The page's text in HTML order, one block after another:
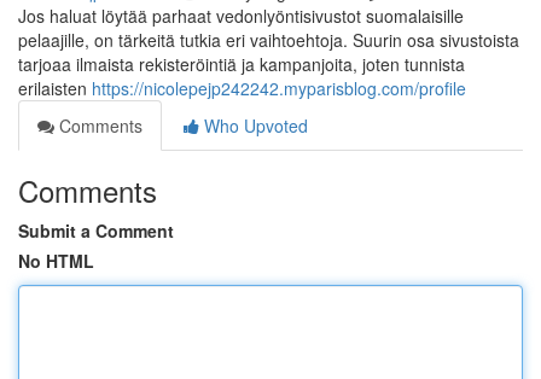
Jos haluat löytää parhaat vedonlyöntisivustot suomalaisille
pelaajille, on tärkeitä tutkia eri vaihtoehtoja. Suurin osa sivustoista
tarjoaa ilmaista rekisteröintiä ja kampanjoita, joten tunnista
erilaisten https://nicolepejp242242.myparisblog.com/profile
Comments
Who Upvoted
Comments
Submit a Comment
No HTML